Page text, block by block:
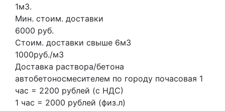
1м3.
Мин. стоим. доставки
6000 руб.
Стоим. доставки свыше 6м3
1000руб./м3
Доставка раствора/бетона
автобетоносмесителем по городу почасовая 1
час = 2200 рублей (с НДС)
1 час = 2000 рублей (физ.л)